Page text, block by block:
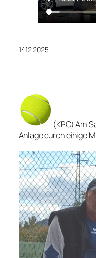
14.12.2025
(KPC) Am
Anlage durch einige